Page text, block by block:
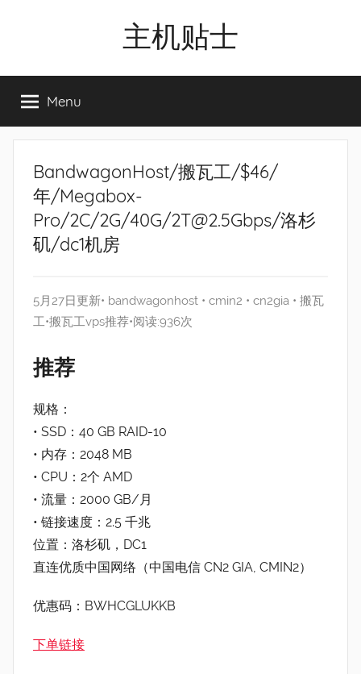
主机贴士
工|BandwagonHost
VPS|Vps|
主
Menu
BandwagonHost/搬瓦工/$46/
年/Megabox-
Pro/2C/2G/40G/2T@2.5Gbps/洛杉
矶/dc1机房
5月27日更新• bandwagonhost • cmin2 • cn2gia • 搬瓦
工•搬瓦工vps推荐•阅读:936次
推荐
规格：
• SSD：40 GB RAID-10
• 内存：2048 MB
• CPU：2个 AMD
• 流量：2000 GB/月
• 链接速度：2.5 千兆
位置：洛杉矶，DC1
直连优质中国网络（中国电信 CN2 GIA, CMIN2）
优惠码：BWHCGLUKKB
下单链接